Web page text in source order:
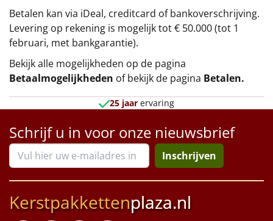
Betalen kan via iDeal, creditcard of bankoverschrijving.
Levering op rekening is mogelijk tot € 50.000 (tot 1
februari, met bankgarantie).
Bekijk alle mogelijkheden op de pagina
Betaalmogelijkheden of bekijk de pagina Betalen.
25 jaar ervaring
Schrijf u in voor onze nieuwsbrief
Inschrijven
Kerstpakkettenplaza.nl